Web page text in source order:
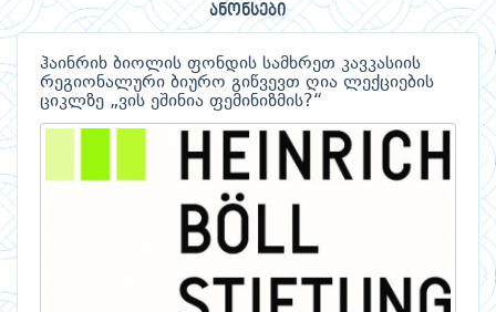
ანონსები
ჰაინრიხ ბიოლის ფონდის სამხრეთ კავკასიის
რეგიონალური ბიურო გიწვევთ ღია ლექციების
ციკლზე „ვის ეშინია ფემინიზმის?“